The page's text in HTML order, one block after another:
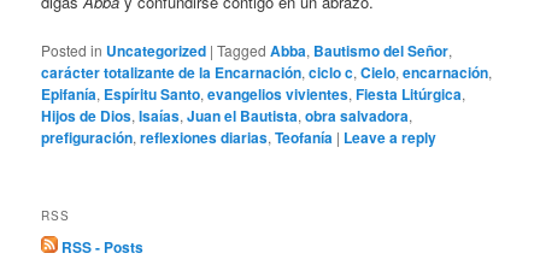
Posted in Uncategorized |Tagged Abba, Bautismo del Señor,
carácter totalizante de la Encarnación,ciclo c,Cielo,encarnación,
Epifanía, Espíritu Santo,evangelios vivientes,Fiesta Litúrgica,
Hijos de Dios,Isaías,Juan el Bautista,obra salvadora,
prefiguración,reflexiones diarias,Teofanía | Leave a reply
RSS
RSS - Posts